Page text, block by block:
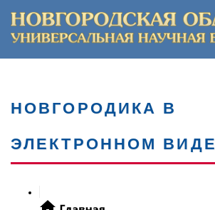
НОВГОРОДИКА В
ЭЛЕКТРОННОМ ВИДЕ